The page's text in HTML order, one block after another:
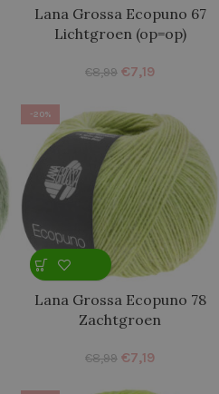
Lana Grossa Ecopuno 67
Lichtgroen (op=op)
€8,99 €7,19
-20%
Lana Grossa Ecopuno 78
Zachtgroen
€8,99 €7,19